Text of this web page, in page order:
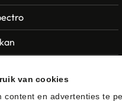
van cookies
content en advertenties te